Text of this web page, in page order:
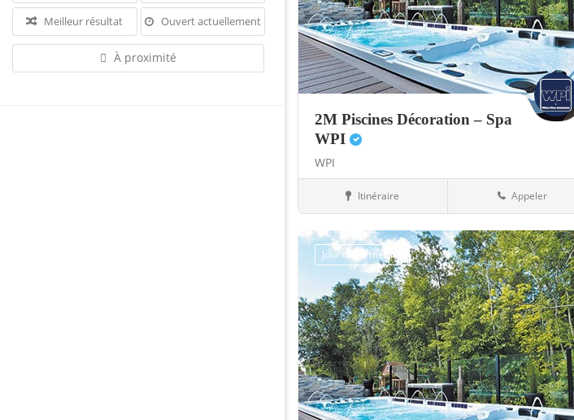
Meilleur résultat Ouvert actuellement
À proximité
Sauvegarder
2M Piscines Décoration – Spa
WPI
WPI
Abris 69-Rhône
Itinéraire Appeler
Jour de fermeture